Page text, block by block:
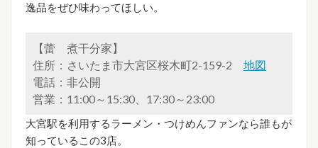
逸品をぜひ味わってほしい。
【蕾 煮干分家】
住所：さいたま市大宮区桜木町2-159-2 地図
電話：非公開
営業：11:00～15:30、17:30～23:00
大宮駅を利用するラーメン・つけめんファンなら誰もが
知っているこの3店。